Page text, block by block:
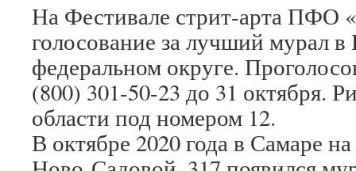
На Фестивале стрит-арта ПФО
голосование за лучший мурал
федеральном округе.
(800) 301-50-23 до 31 октября.
области под номером 12.
В октябре 2020 года в Самаре